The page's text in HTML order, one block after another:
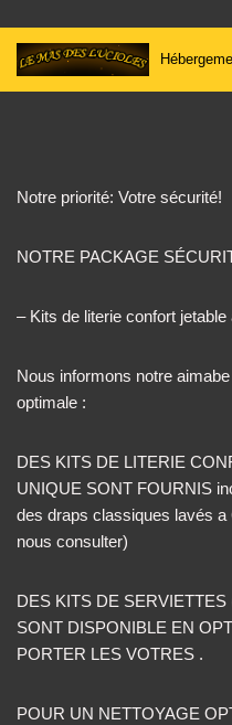
Notre priorité: Votre sécurité!
NOTRE PACKAGE
– Kits de literie confort jetable
Nous informons notre
optimale :
DES KITS DE LITERIE
UNIQUE SONT FOURNIS
des draps classiques lavés a
nous consulter)
DES KITS DE
SONT DISPONIBLE EN
PORTER LES VOTRES .
POUR UN NETTOYAGE